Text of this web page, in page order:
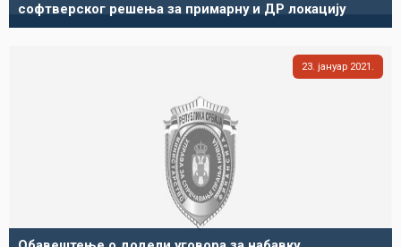
софтверског решења за примарну и ДР локацију
23 јануар 2021